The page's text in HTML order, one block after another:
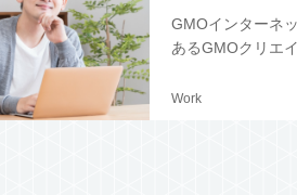
GMOインターネ
あるGMOクリエ
O」のユー
Work